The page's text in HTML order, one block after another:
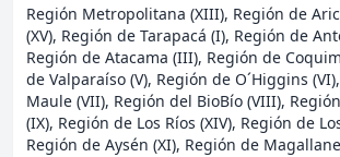
Región Metropolitana (XIII), Región de
(XV), Región de Tarapacá (I), Región de
Región de Atacama (III), Región de
de Valparaíso (V), Región de O´Higgins
Maule (VII), Región del BioBío (VIII),
(IX), Región de Los Ríos (XIV), Región de
Región de Aysén (XI), Región de